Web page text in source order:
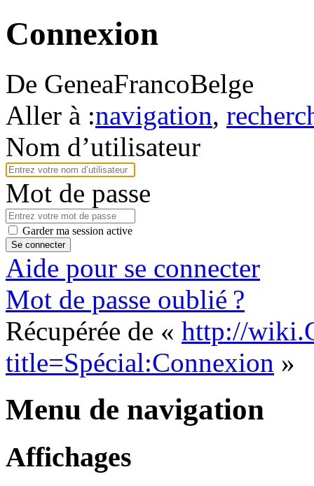
Connexion
De GeneaFrancoBelge
Aller à :navigation,
Nom d’utilisateur
Mot de passe
Garder ma session active
Se connecter
Aide pour se connecter
Mot de passe oublié ?
Récupérée de « http://
title=Spécial:Connexion »
Menu de navigation
Affichages